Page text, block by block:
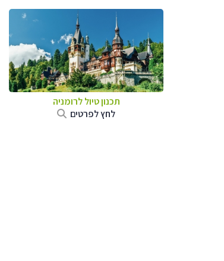
תכנון טיול לרומניה
לחץ לפרטים